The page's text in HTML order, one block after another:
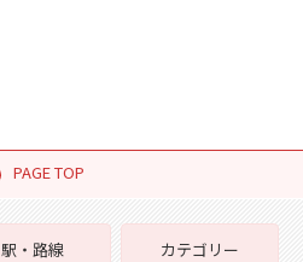
PAGE TOP
駅・路線
カテゴリー